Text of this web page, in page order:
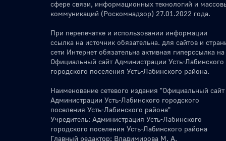
сфере связи, информационных технологий и
коммуникаций (Роскомнадзор) 27.01.2022 года.
При перепечатке и использовании информации
ссылка на источник обязательна. для сайтов и
сети Интернет обязательна активная гиперссылка на
Официальный сайт Администрации Усть-Лабинского
городского поселения Усть-Лабинского района.
Наименование сетевого издания "Официальный сайт
Администрации Усть-Лабинского городского
поселения Усть-Лабинского района"
Учредитель: Администрация Усть-Лабинского
городского поселения Усть-Лабинского района
Главный редактор: Владимирова М. А.